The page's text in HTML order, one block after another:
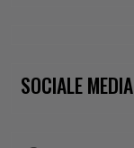
SOCIALE MEDIA